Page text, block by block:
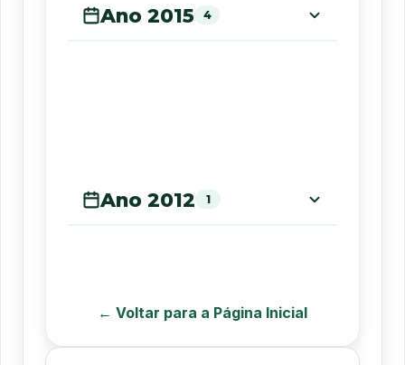
Ano 2015 4
Ano 2012 1
← Voltar para a Página Inicial